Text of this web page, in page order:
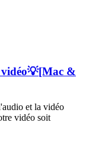
vidéo💡[Mac &
et la vidéo
vidéo soit